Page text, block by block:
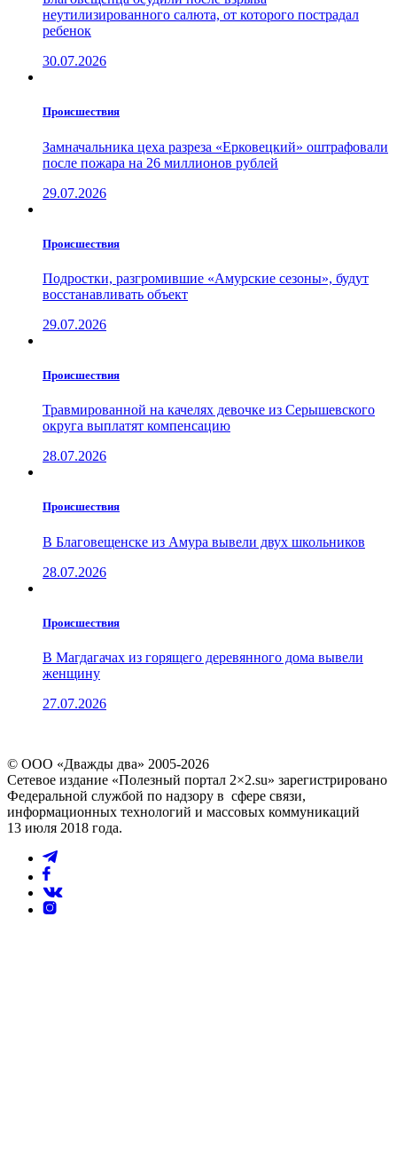
неутилизированного салюта, от которого пострадал
ребенок
30.07.2026
Проиcшествия
Замначальника цеха разреза «Ерковецкий» оштрафовали
после пожара на 26 миллионов рублей
29.07.2026
Проиcшествия
Подростки, разгромившие «Амурские сезоны», будут
восстанавливать объект
29.07.2026
Проиcшествия
Травмированной на качелях девочке из Серышевского
округа выплатят компенсацию
28.07.2026
Проиcшествия
В Благовещенске из Амура вывели двух школьников
28.07.2026
Проиcшествия
В Магдагачах из горящего деревянного дома вывели
женщину
27.07.2026
© ООО «Дважды два» 2005-2026
Сетевое издание «Полезный портал 2×2.su» зарегистрировано
Федеральной службой по надзору в сфере связи,
информационных технологий и массовых коммуникаций
13 июля 2018 года.